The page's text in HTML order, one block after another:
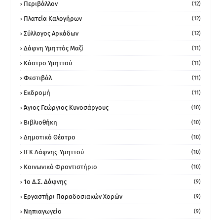
Περιβάλλον (12)
Πλατεία Καλογήρων (12)
Σύλλογος Αρκάδων (12)
Δάφνη Υμηττός Μαζί (11)
Κάστρο Υμηττού (11)
Φεστιβάλ (11)
Εκδρομή (11)
Άγιος Γεώργιος Κυνοσάργους (10)
Βιβλιοθήκη (10)
Δημοτικό Θέατρο (10)
ΙΕΚ Δάφνης-Υμηττού (10)
Κοινωνικό Φροντιστήριο (10)
1ο Δ.Σ. Δάφνης (9)
Εργαστήρι Παραδοσιακών Χορών (9)
Νηπιαγωγείο (9)